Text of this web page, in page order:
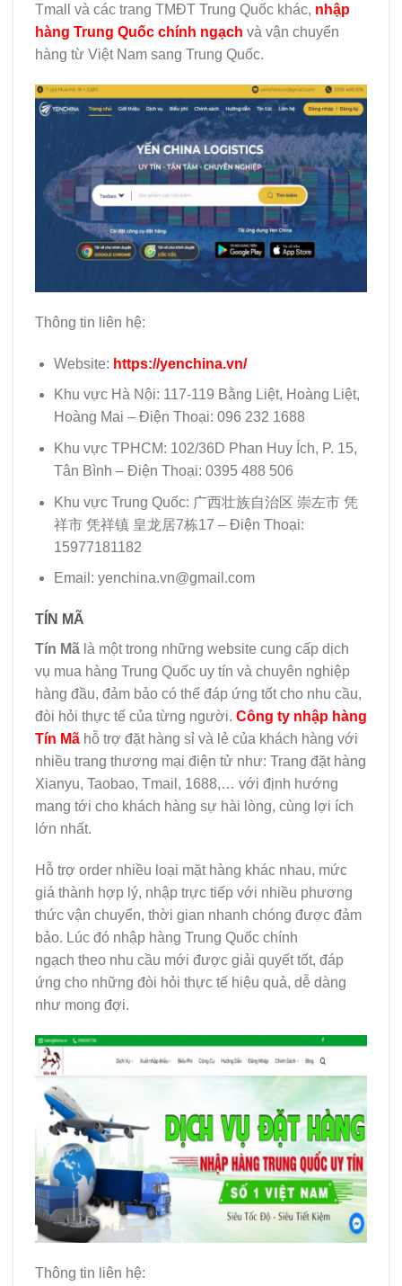
Tmall và các trang TMĐT Trung Quốc khác, nhập
hàng Trung Quốc chính ngạch và vận chuyển
hàng từ Việt Nam sang Trung Quốc.
Thông tin liên hệ:
Website: https://yenchina.vn/
Khu vực Hà Nội: 117-119 Bằng Liệt, Hoàng Liệt,
Hoàng Mai – Điện Thoại: 096 232 1688
Khu vực TPHCM: 102/36D Phan Huy Ích, P. 15,
Tân Bình – Điện Thoại: 0395 488 506
Khu vực Trung Quốc: 广西壮族自治区 崇左市 凭
祥市 凭祥镇 皇龙居7栋17 – Điện Thoại:
15977181182
Email: yenchina.vn@gmail.com
TÍN MÃ
Tín Mã là một trong những website cung cấp dịch
vụ mua hàng Trung Quốc uy tín và chuyên nghiệp
hàng đầu, đảm bảo có thể đáp ứng tốt cho nhu cầu,
đòi hỏi thực tế của từng người. Công ty nhập hàng
Tín Mã hỗ trợ đặt hàng sỉ và lẻ của khách hàng với
nhiều trang thương mại điện tử như: Trang đặt hàng
Xianyu, Taobao, Tmail, 1688,… với định hướng
mang tới cho khách hàng sự hài lòng, cùng lợi ích
lớn nhất.
Hỗ trợ order nhiều loại mặt hàng khác nhau, mức
giá thành hợp lý, nhập trực tiếp với nhiều phương
thức vận chuyển, thời gian nhanh chóng được đảm
bảo. Lúc đó nhập hàng Trung Quốc chính
ngạch theo nhu cầu mới được giải quyết tốt, đáp
ứng cho những đòi hỏi thực tế hiệu quả, dễ dàng
như mong đợi.
Thông tin liên hệ: